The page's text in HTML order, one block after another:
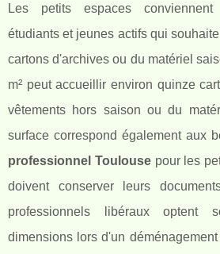
Les petits espaces
étudiants et jeunes actifs qui
cartons d'archives ou du matériel
m² peut accueillir environ quinze
vêtements hors saison ou du
surface correspond également aux
professionnel Toulousepour les
doivent conserver leurs
professionnels libéraux optent
dimensions lors d'un